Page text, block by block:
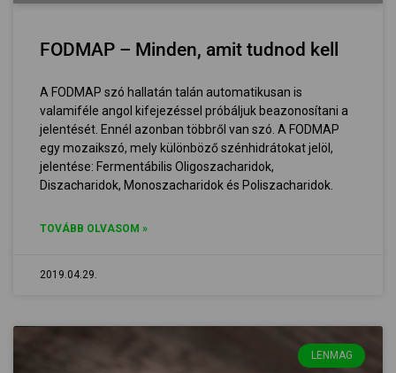
FODMAP – Minden, amit tudnod kell
A FODMAP szó hallatán talán automatikusan is
valamiféle angol kifejezéssel próbáljuk beazonosítani a
jelentését. Ennél azonban többről van szó. A FODMAP
egy mozaikszó, mely különböző szénhidrátokat jelöl,
jelentése: Fermentábilis Oligoszacharidok,
Diszacharidok, Monoszacharidok és Poliszacharidok.
TOVÁBB OLVASOM »
2019.04.29.
LENMAG